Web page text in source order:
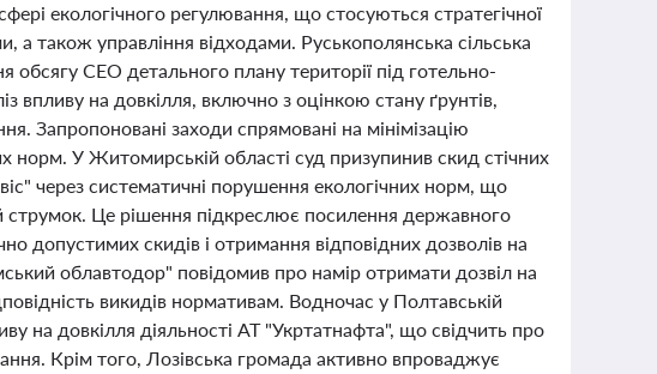
екологічного регулювання, що стосуються стратегічної
також управління відходами. Руськополянська сільська
обсягу СЕО детального плану території під готельно-
на довкілля, включно з оцінкою стану ґрунтів,
Запропоновані заходи спрямовані на мінімізацію
норм. У Житомирській області суд призупинив скид стічних
через систематичні порушення екологічних норм, що
струмок. Це рішення підкреслює посилення державного
допустимих скидів і отримання відповідних дозволів на
облавтодор" повідомив про намір отримати дозвіл на
викидів нормативам. Водночас у Полтавській
на довкілля діяльності АТ "Укртатнафта", що свідчить про
Крім того, Лозівська громада активно впроваджує